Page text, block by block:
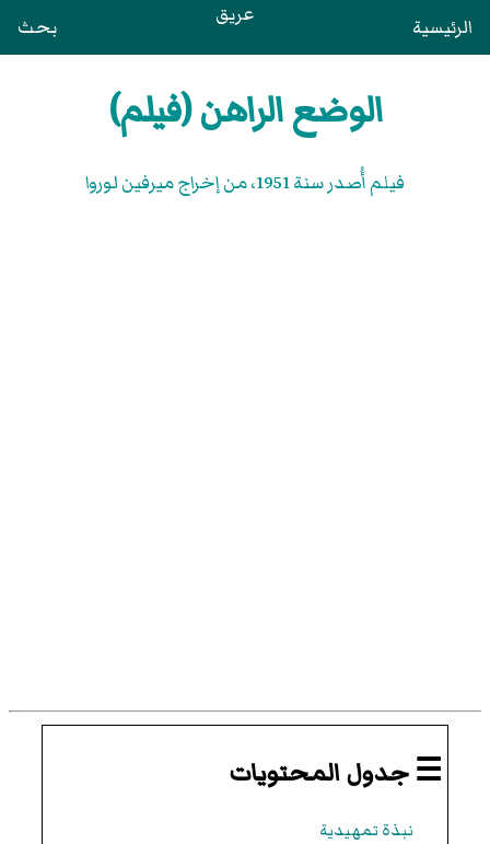
الرئيسية عريق بحث
الوضع الراهن (فيلم)
فيلم أُصدر سنة 1951، من إخراج ميرفين لوروا
☰ جدول المحتويات
نبذة تمهيدية